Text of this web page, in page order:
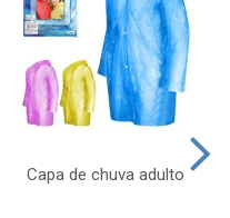
Capa de chuva adulto